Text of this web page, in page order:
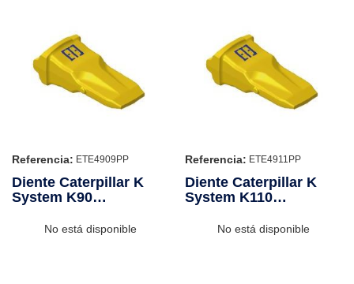
Referencia: ETE4909PP
Diente Caterpillar K
System K90
No está disponible
Referencia: ETE4911PP
Diente Caterpillar K
System K110
No está disponible